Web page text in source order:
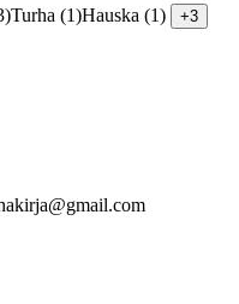
Turha (1)Hauska (1)
+3